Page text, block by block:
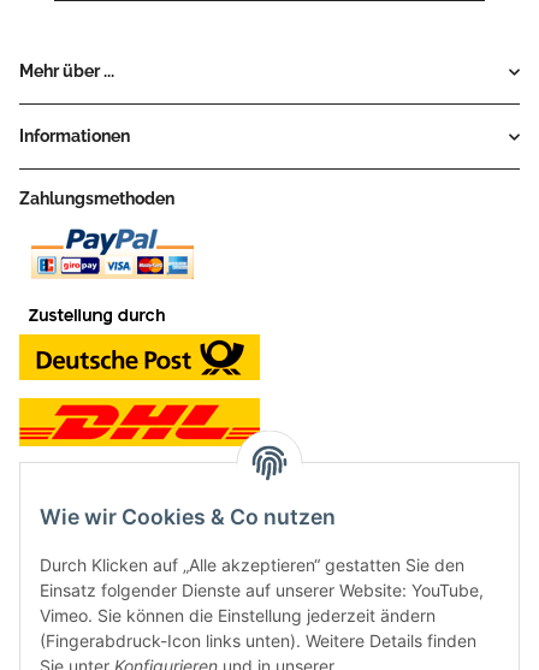
Mehr über ...
Informationen
Zahlungsmethoden
Neben dem Onlineshop haben wir ein Ladengeschäft in Hütten:
Frontline Games
Färbereiweg 3A
Wie wir Cookies & Co nutzen
Durch Klicken auf „Alle akzeptieren“ gestatten Sie den
Einsatz folgender Dienste auf unserer Website: YouTube,
Vimeo. Sie können die Einstellung jederzeit ändern
(Fingerabdruck-Icon links unten). Weitere Details finden